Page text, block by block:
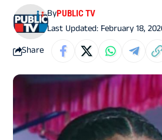
Last Updated: February 18,
ByPUBLIC TV
Share